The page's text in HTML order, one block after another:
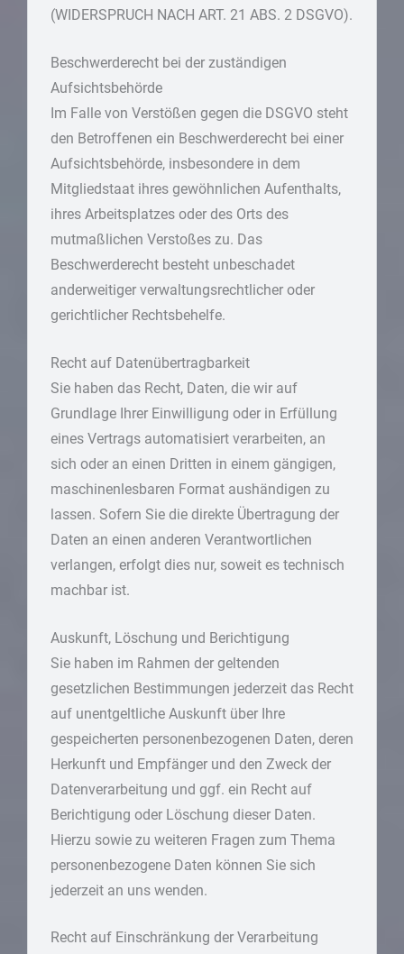
(WIDERSPRUCH NACH ART. 21 ABS. 2 DSGVO).
Beschwerde­recht bei der zuständigen
Aufsichts­behörde
Im Falle von Verstößen gegen die DSGVO steht
den Betroffenen ein Beschwerderecht bei einer
Aufsichtsbehörde, insbesondere in dem
Mitgliedstaat ihres gewöhnlichen Aufenthalts,
ihres Arbeitsplatzes oder des Orts des
mutmaßlichen Verstoßes zu. Das
Beschwerderecht besteht unbeschadet
anderweitiger verwaltungsrechtlicher oder
gerichtlicher Rechtsbehelfe.
Recht auf Daten­übertrag­barkeit
Sie haben das Recht, Daten, die wir auf
Grundlage Ihrer Einwilligung oder in Erfüllung
eines Vertrags automatisiert verarbeiten, an
sich oder an einen Dritten in einem gängigen,
maschinenlesbaren Format aushändigen zu
lassen. Sofern Sie die direkte Übertragung der
Daten an einen anderen Verantwortlichen
verlangen, erfolgt dies nur, soweit es technisch
machbar ist.
Auskunft, Löschung und Berichtigung
Sie haben im Rahmen der geltenden
gesetzlichen Bestimmungen jederzeit das Recht
auf unentgeltliche Auskunft über Ihre
gespeicherten personenbezogenen Daten, deren
Herkunft und Empfänger und den Zweck der
Datenverarbeitung und ggf. ein Recht auf
Berichtigung oder Löschung dieser Daten.
Hierzu sowie zu weiteren Fragen zum Thema
personenbezogene Daten können Sie sich
jederzeit an uns wenden.
Recht auf Einschränkung der Verarbeitung